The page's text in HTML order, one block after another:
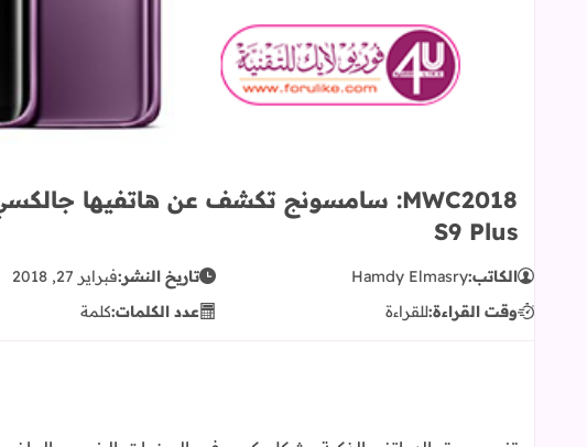
S9 Plus
الكاتب:Hamdy Elmasry تاريخ النشر:فبراير 27, 2018
وقت القراءة:للقراءة عدد الكلمات:كلمة